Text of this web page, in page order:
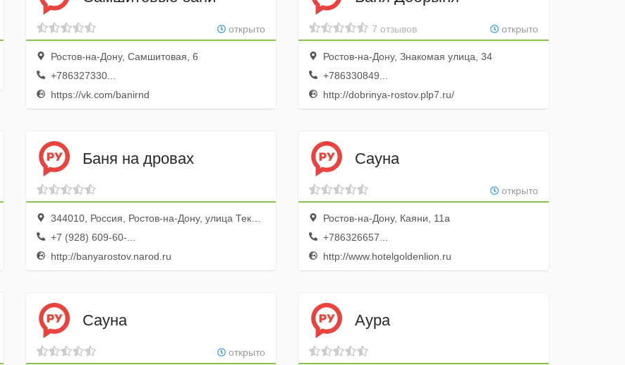
открыто
Ростов-на-Дону, Самшитовая, 6
+786327330...
https://vk.com/banirnd
открыто
7 отзывов
Ростов-на-Дону, Знакомая улица, 34
+786330849...
http://dobrinya-rostov.plp7.ru/
Баня на дровах
344010, Россия, Ростов-на-Дону, улица Текучева, 209
+7 (928) 609-60-...
http://banyarostov.narod.ru
Сауна
открыто
Ростов-на-Дону, Каяни, 11а
+786326657...
http://www.hotelgoldenlion.ru
Сауна
открыто
Аура